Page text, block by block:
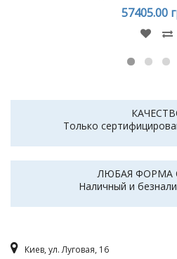
57405.00
Только
ЛЮБАЯ ФОРМА
Наличный и
Киев, ул. Луговая, 16